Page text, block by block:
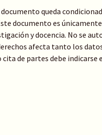
queda
documento es
y docencia. No se
afecta tanto los
de partes debe indicarse